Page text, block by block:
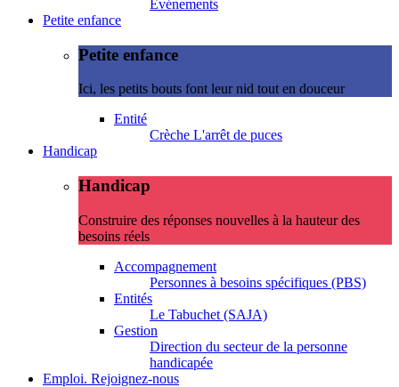
Evénements
Petite enfance
Petite enfance
Ici, les petits bouts font leur nid tout en douceur
Entité
Crèche L'arrêt de puces
Handicap
Handicap
Construire des réponses nouvelles à la hauteur des
besoins réels
Accompagnement
Personnes à besoins spécifiques (PBS)
Entités
Le Tabuchet (SAJA)
Gestion
Direction du secteur de la personne
handicapée
Emploi. Rejoignez-nous